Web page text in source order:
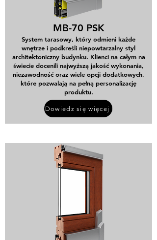
MB-70 PSK
System tarasowy, który odmieni każde
wnętrze i podkreśli niepowtarzalny styl
architektoniczny budynku. Klienci na całym na
świecie docenili najwyższą jakość wykonania,
niezawodność oraz wiele opcji dodatkowych,
które pozwalają na pełną personalizację
produktu.
Dowiedz się więcej